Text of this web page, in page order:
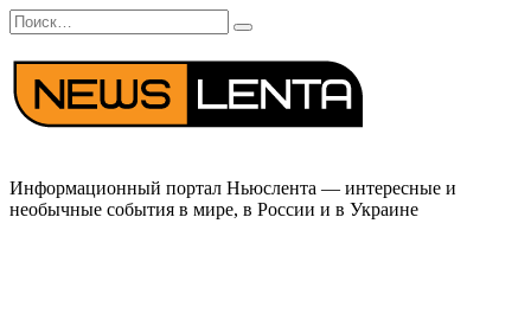
Перейти
к
содержанию
Search
for:
Информационный портал Ньюслента — интересные и
необычные события в мире, в России и в Украине